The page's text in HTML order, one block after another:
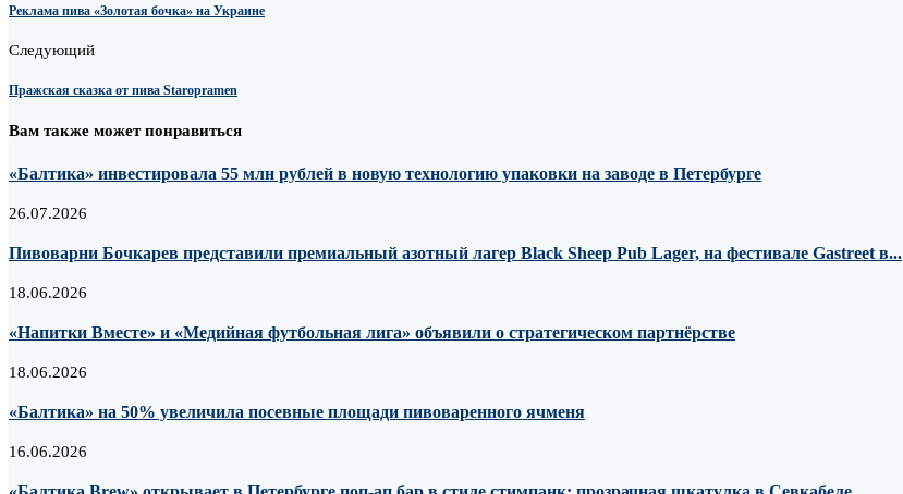
Реклама пива «Золотая бочка» на Украине
Следующий
Пражская сказка от пива Staropramen
Вам также может понравиться
«Балтика» инвестировала 55 млн рублей в новую технологию упаковки на заводе в Петербурге
26.07.2026
Пивоварни Бочкарев представили премиальный азотный лагер Black Sheep Pub Lager, на фестивале Gastreet в...
18.06.2026
«Напитки Вместе» и «Медийная футбольная лига» объявили о стратегическом партнёрстве
18.06.2026
«Балтика» на 50% увеличила посевные площади пивоваренного ячменя
16.06.2026